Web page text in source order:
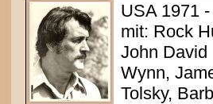
USA 1971
mit: Rock
John David
Wynn,
Tolsky,